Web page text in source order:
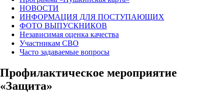
НОВОСТИ
ИНФОРМАЦИЯ ДЛЯ ПОСТУПАЮЩИХ
ФОТО ВЫПУСКНИКОВ
Независимая оценка качества
Участникам СВО
Часто задаваемые вопросы
Профилактическое мероприятие
«Защита»